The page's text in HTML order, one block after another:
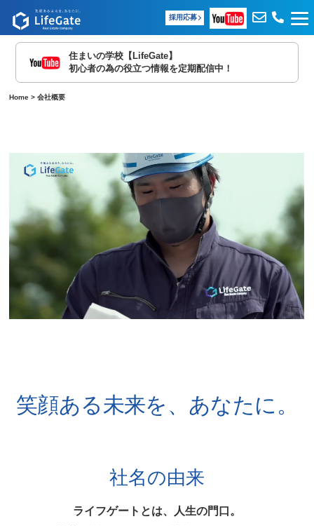
採用応募
住まいの学校【LifeGate】
初心者の為の役立つ情報を定期配信中！
Home >会社概要
笑顔ある未来を、あなたに。
社名の由来
ライフゲートとは、人生の門口。